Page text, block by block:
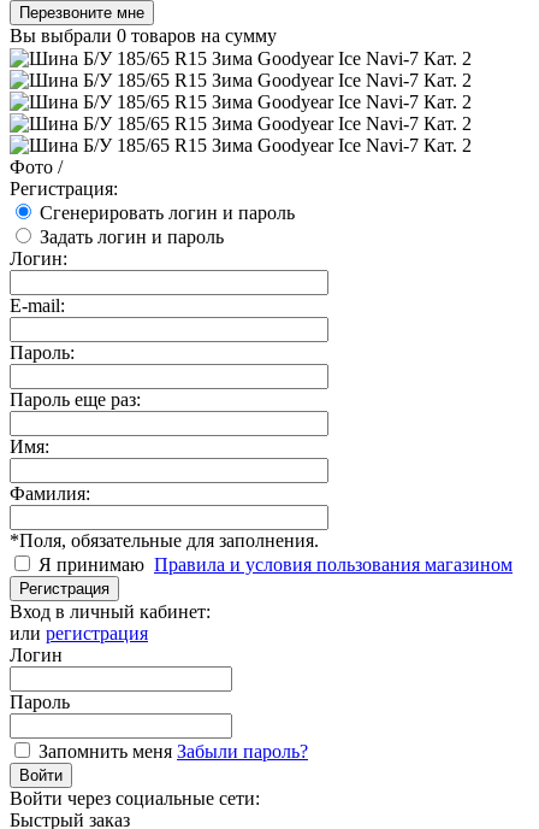
Перезвоните мне
Вы выбрали 0 товаров на сумму
Фото /
Регистрация:
Сгенерировать логин и пароль
Задать логин и пароль
Логин:
E-mail:
Пароль:
Пароль еще раз:
Имя:
Фамилия:
*Поля, обязательные для заполнения.
Я принимаю Правила и условия пользования магазином
Регистрация
Вход в личный кабинет:
или регистрация
Логин
Пароль
Запомнить меня Забыли пароль?
Войти
Войти через социальные сети:
Быстрый заказ